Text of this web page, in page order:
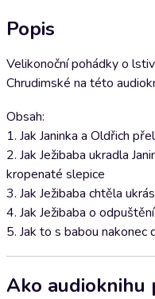
Popis
Velikonoční pohádky o
Chrudimské na této
Obsah:
1. Jak Janinka a Oldřich
2. Jak Ježibaba ukradla
kropenaté slepice
3. Jak Ježibaba chtěla
4. Jak Ježibaba o
5. Jak to s babou nakonec
Ako audioknihu